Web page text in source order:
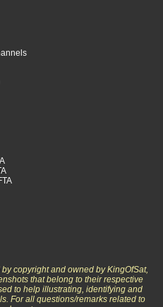
copyright and owned by KingOfSat,
that belong to their respective
to help illustrating, identifying and
For all questions/remarks related to